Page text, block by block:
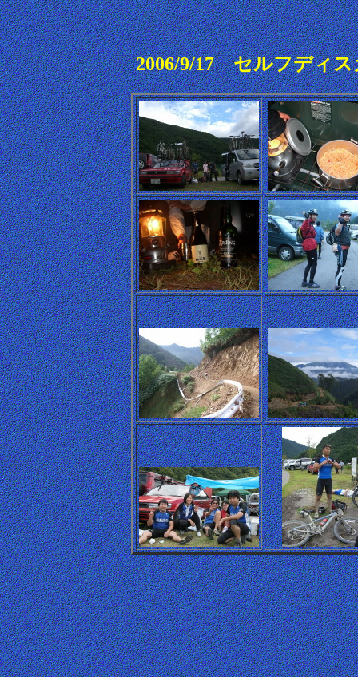
2006/9/17 セルフディス